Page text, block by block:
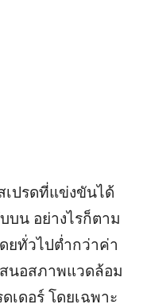
เปรดที่แข่งขันได้
บน อย่างไรก็ตาม
ยทั่วไปต่ำกว่าค่า
นอสภาพแวดล้อม
เดอร์ โดยเฉพาะ